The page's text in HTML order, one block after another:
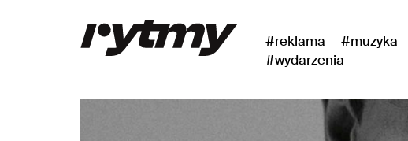
#reklama #muzyka
#wydarzenia